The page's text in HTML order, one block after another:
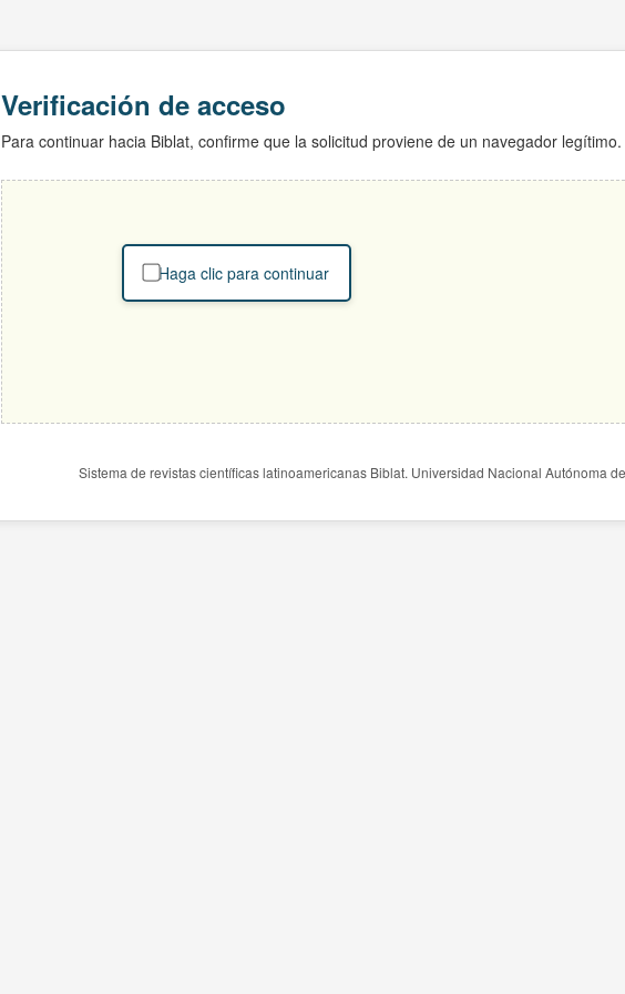
Verificación de acceso
Para continuar hacia Biblat, confirme que la solicitud proviene de un navegador legítimo.
Haga clic para continuar
Sistema de revistas científicas latinoamericanas Biblat. Universidad Nacional Autónoma